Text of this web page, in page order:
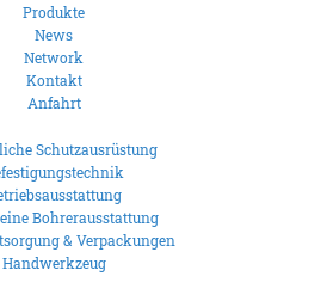
Produkte
News
Network
Kontakt
Anfahrt
Schutzausrüstung
Bohrerausstattung
& Verpackungen
Handwerkzeug